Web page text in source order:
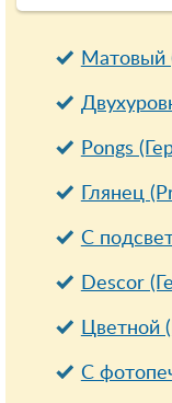
Матовый
Pongs
Глянец
С
Descor
Цветной
С